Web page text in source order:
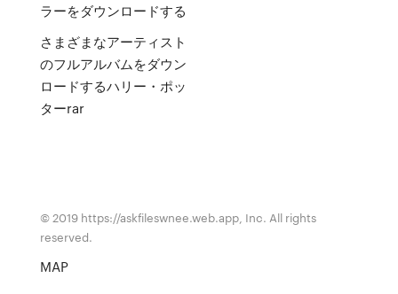
ラーをダウンロードする
さまざまなアーティスト
のフルアルバムをダウン
ロードするハリー・ポッ
ターrar
© 2019 https://askfileswnee.web.app, Inc. All rights
reserved.
MAP